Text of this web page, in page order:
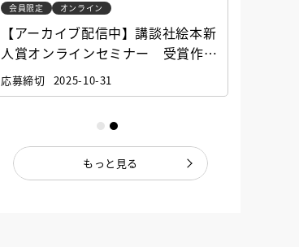
会員限定 オンライン
【アーカイブ配信中】講談社絵本新
人賞オンラインセミナー 受賞作家
と担当編集者が語る「絵本創作実践
講座」
応募締切 2025-10-31
もっと見る